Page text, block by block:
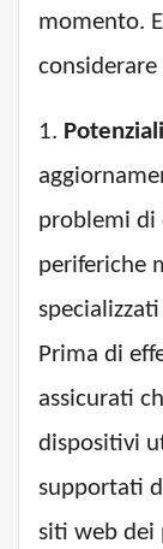
momento.
1.
problemi di
periferiche
Prima di
assicurati
dispositivi
supportati
siti web